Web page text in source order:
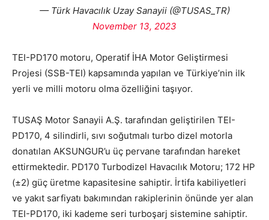
— Türk Havacılık Uzay Sanayii (@TUSAS_TR)
November 13, 2023
TEI-PD170 motoru, Operatif İHA Motor Geliştirmesi
Projesi (SSB-TEI) kapsamında yapılan ve Türkiye’nin ilk
yerli ve milli motoru olma özelliğini taşıyor.
TUSAŞ Motor Sanayii A.Ş. tarafından geliştirilen TEI-
PD170, 4 silindirli, sıvı soğutmalı turbo dizel motorla
donatılan AKSUNGUR’u üç pervane tarafından hareket
ettirmektedir. PD170 Turbodizel Havacılık Motoru; 172 HP
(±2) güç üretme kapasitesine sahiptir. İrtifa kabiliyetleri
ve yakıt sarfiyatı bakımından rakiplerinin önünde yer alan
TEI-PD170, iki kademe seri turboşarj sistemine sahiptir.